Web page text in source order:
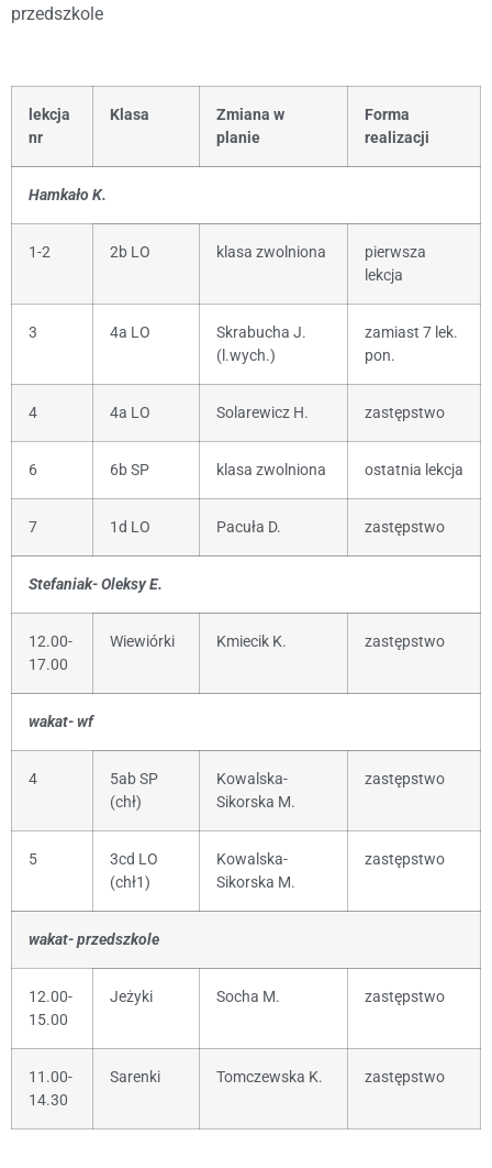
przedszkole
lekcja
nr
Klasa
Zmiana w
planie
Forma
realizacji
Hamkało K.
1-2 2b LO klasa zwolniona
pierwsza
lekcja
3 4a LO
Skrabucha J.
(l.wych.)
zamiast 7 lek.
pon.
4 4a LO Solarewicz H. zastępstwo
6 6b SP klasa zwolniona ostatnia lekcja
7 1d LO Pacuła D. zastępstwo
Stefaniak- Oleksy E.
12.00-
17.00
Wiewiórki Kmiecik K. zastępstwo
wakat- wf
4
5ab SP
(chł)
Kowalska-
Sikorska M.
zastępstwo
5
3cd LO
(chł1)
Kowalska-
Sikorska M.
zastępstwo
wakat- przedszkole
12.00-
15.00
Jeżyki Socha M. zastępstwo
11.00-
14.30
Sarenki Tomczewska K. zastępstwo